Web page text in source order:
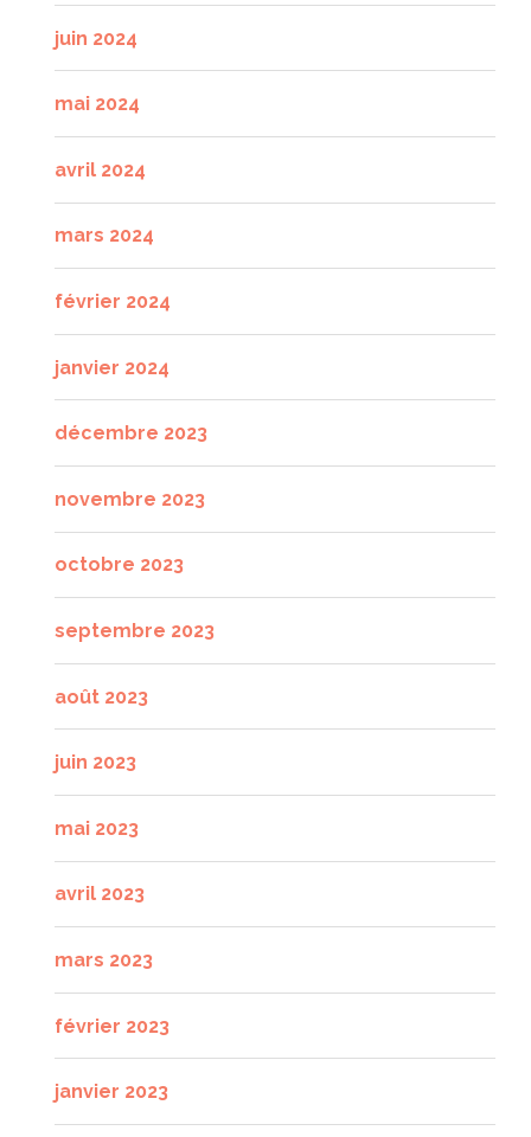
juin 2024
mai 2024
avril 2024
mars 2024
février 2024
janvier 2024
décembre 2023
novembre 2023
octobre 2023
septembre 2023
août 2023
juin 2023
mai 2023
avril 2023
mars 2023
février 2023
janvier 2023